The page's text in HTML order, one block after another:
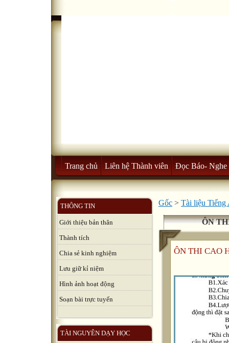
Trang chủ Liên hệ Thành viên Đọc Báo- Nghe
THÔNG TIN
Giới thiệu bản thân
Thành tích
Chia sẻ kinh nghiệm
Lưu giữ kỉ niệm
Hình ảnh hoạt động
Soạn bài trực tuyến
TÀI NGUYÊN DẠY HỌC
Gốc > Tài liệu Tiếng
ÔN
ÔN THI CAO